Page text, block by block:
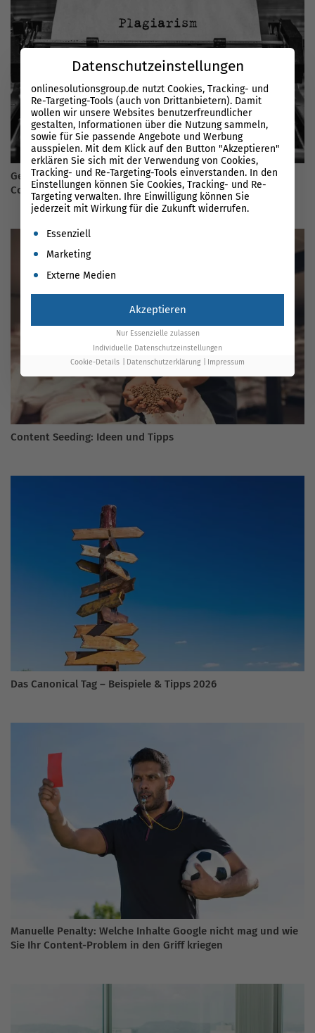
Geliefert wie bestellt? Übersetzte Plagiate anstatt Unique
Content
Content Seeding: Ideen und Tipps
Das Canonical Tag – Beispiele & Tipps 2026
Manuelle Penalty: Welche Inhalte Google nicht mag und wie
Sie Ihr Content-Problem in den Griff kriegen
Datenschutzeinstellungen
onlinesolutionsgroup.de nutzt Cookies, Tracking- und
Re-Targeting-Tools (auch von Drittanbietern). Damit
wollen wir unsere Websites benutzerfreundlicher
gestalten, Informationen über die Nutzung sammeln,
sowie für Sie passende Angebote und Werbung
ausspielen. Mit dem Klick auf den Button "Akzeptieren"
erklären Sie sich mit der Verwendung von Cookies,
Tracking- und Re-Targeting-Tools einverstanden. In den
Einstellungen können Sie Cookies, Tracking- und Re-
Targeting verwalten. Ihre Einwilligung können Sie
jederzeit mit Wirkung für die Zukunft widerrufen.
Es folgt eine Liste der Service-Gruppen, für die eine
Essenziell
Marketing
Externe Medien
Akzeptieren
Nur Essenzielle zulassen
Individuelle Datenschutzeinstellungen
Cookie-Details
Datenschutzerklärung Impressum